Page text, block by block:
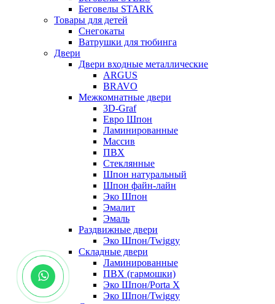
Беговелы STARK
Товары для детей
Снегокаты
Ватрушки для тюбинга
Двери
Двери входные металлические
ARGUS
BRAVO
Межкомнатные двери
3D-Graf
Евро Шпон
Ламинированные
Массив
ПВХ
Стеклянные
Шпон натуральный
Шпон файн-лайн
Эко Шпон
Эмалит
Эмаль
Раздвижные двери
Эко Шпон/Twiggy
Складные двери
Ламинированные
ПВХ (гармошки)
Эко Шпон/Porta X
Эко Шпон/Twiggy